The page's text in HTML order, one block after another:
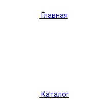
Главная
Каталог